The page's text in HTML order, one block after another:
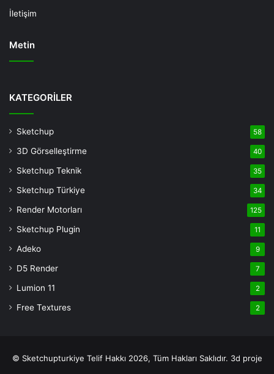
İletişim
Metin
Bonusu
Bonusu
casino
bonusu
veren
bonusu
veren
KATEGORİLER
Sketchup 58
3D Görselleştirme 40
Sketchup Teknik 35
Sketchup Türkiye 34
Render Motorları 125
Sketchup Plugin 11
Adeko 9
D5 Render 7
Lumion 11 2
Free Textures 2
© Sketchupturkiye Telif Hakkı 2026, Tüm Hakları Saklıdır. 3d proje